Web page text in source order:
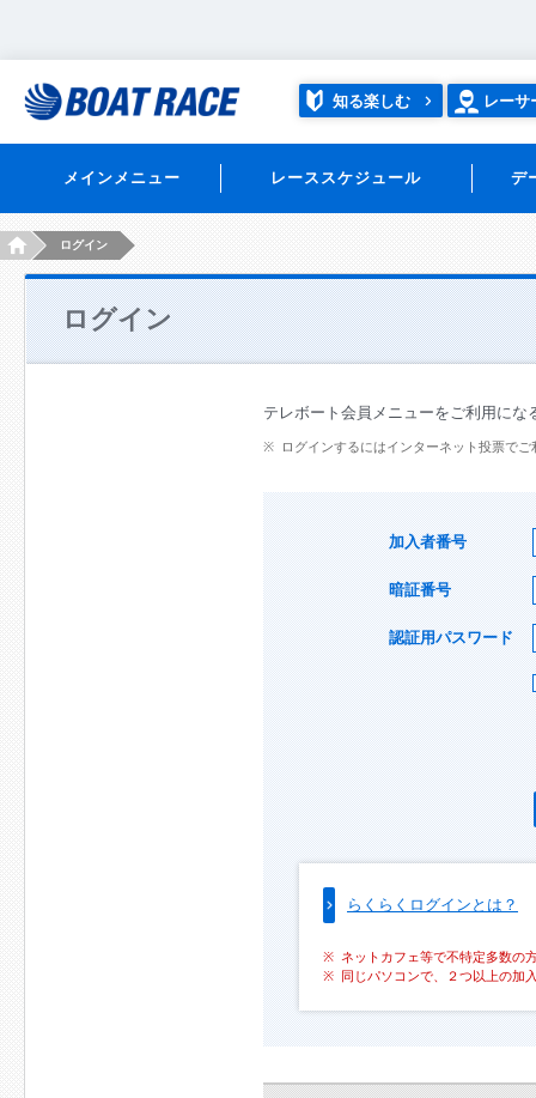
知る楽しむ レーサ
メインメニュー レーススケジュール デ
HOMEログイン
ログイン
テレボート会員メニューをご利用にな
ログインするにはインターネット投票で
加入者番号
暗証番号
認証用パスワード
らくらくログインとは？
ネットカフェ等で不特定多数の
同じパソコンで、２つ以上の加